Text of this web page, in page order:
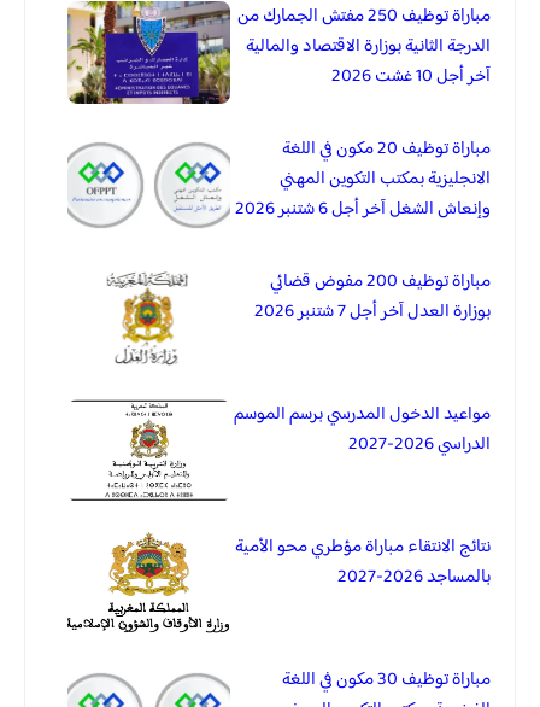
مباراة توظيف 250 مفتش الجمارك من
الدرجة الثانية بوزارة الاقتصاد والمالية
آخر أجل 10 غشت 2026
مباراة توظيف 20 مكون في اللغة
الانجليزية بمكتب التكوين المهني
وإنعاش الشغل آخر أجل 6 شتنبر 2026
مباراة توظيف 200 مفوض قضائي
بوزارة العدل آخر أجل 7 شتنبر 2026
مواعيد الدخول المدرسي برسم الموسم
الدراسي 2026-2027
نتائج الانتقاء مباراة مؤطري محو الأمية
بالمساجد 2026-2027
مباراة توظيف 30 مكون في اللغة